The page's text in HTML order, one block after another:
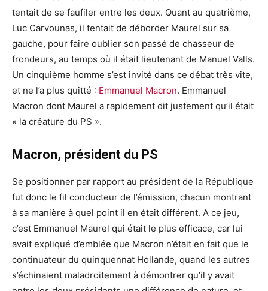
tentait de se faufiler entre les deux. Quant au quatrième,
Luc Carvounas, il tentait de déborder Maurel sur sa
gauche, pour faire oublier son passé de chasseur de
frondeurs, au temps où il était lieutenant de Manuel Valls.
Un cinquième homme s’est invité dans ce débat très vite,
et ne l’a plus quitté : Emmanuel Macron. Emmanuel
Macron dont Maurel a rapidement dit justement qu’il était
« la créature du PS ».
Macron, président du PS
Se positionner par rapport au président de la République
fut donc le fil conducteur de l’émission, chacun montrant
à sa manière à quel point il en était différent. A ce jeu,
c’est Emmanuel Maurel qui était le plus efficace, car lui
avait expliqué d’emblée que Macron n’était en fait que le
continuateur du quinquennat Hollande, quand les autres
s’échinaient maladroitement à démontrer qu’il y avait